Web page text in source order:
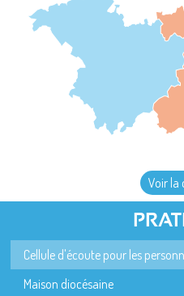
Voir la
Cellule d'écoute pour les
Maison diocésaine